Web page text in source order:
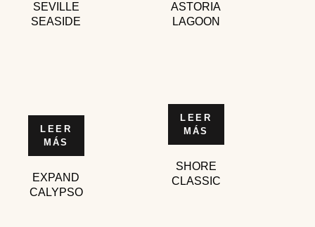
SEVILLE
SEASIDE
ASTORIA
LAGOON
LEER
MÁS
EXPAND
CALYPSO
LEER
MÁS
SHORE
CLASSIC